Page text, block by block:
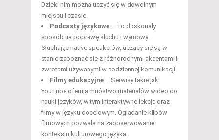
Dzięki nim można uczyć się w dowolnym
miejscu i czasie.
Podcasty językowe – To doskonały
sposób na poprawę słuchu i wymowy.
Słuchając native speakerów, uczący się są w
stanie zapoznać się z różnorodnymi akcentami i
zwrotami używanymi w codziennej komunikacji.
Filmy edukacyjne – Serwisy takie jak
YouTube oferują mnóstwo materiałów wideo do
nauki języków, w tym interaktywne lekcje oraz
filmy w języku docelowym. Oglądanie klipów
filmowych pozwala na zaobserwowanie
kontekstu kulturowego języka.